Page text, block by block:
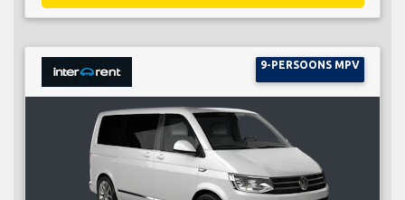
9-PERSOONS MPV